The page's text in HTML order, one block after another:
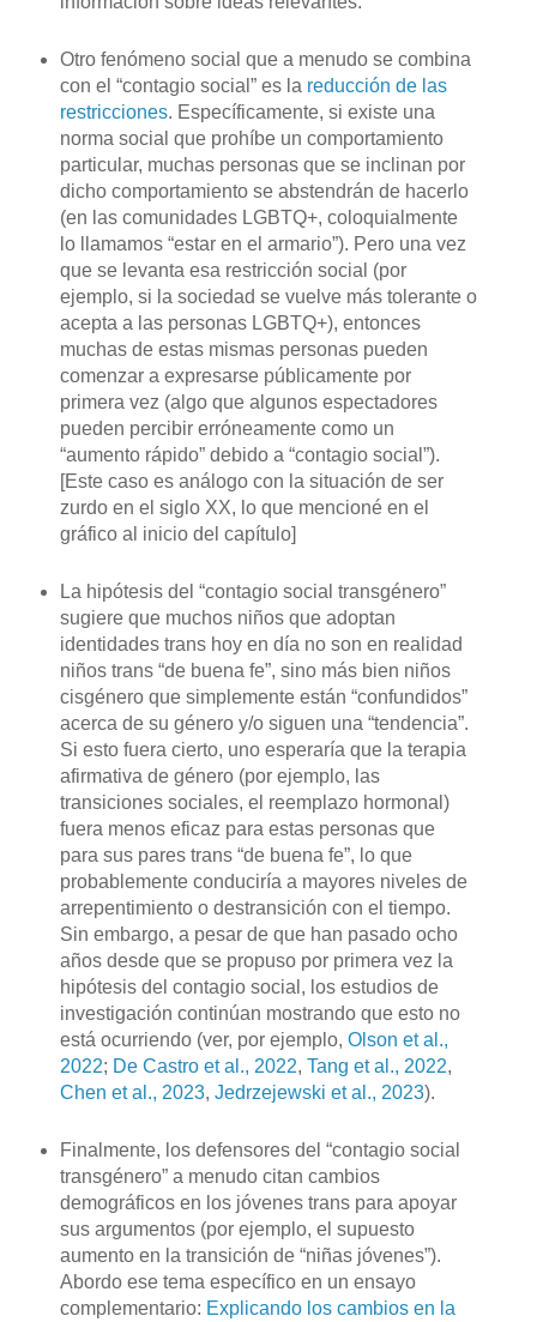
Otro fenómeno social que a menudo se combina
con el “contagio social” es la reducción de las
restricciones. Específicamente, si existe una
norma social que prohíbe un comportamiento
particular, muchas personas que se inclinan por
dicho comportamiento se abstendrán de hacerlo
(en las comunidades LGBTQ+, coloquialmente
lo llamamos “estar en el armario”). Pero una vez
que se levanta esa restricción social (por
ejemplo, si la sociedad se vuelve más tolerante o
acepta a las personas LGBTQ+), entonces
muchas de estas mismas personas pueden
comenzar a expresarse públicamente por
primera vez (algo que algunos espectadores
pueden percibir erróneamente como un
“aumento rápido” debido a “contagio social”).
[Este caso es análogo con la situación de ser
zurdo en el siglo XX, lo que mencioné en el
gráfico al inicio del capítulo]
La hipótesis del “contagio social transgénero”
sugiere que muchos niños que adoptan
identidades trans hoy en día no son en realidad
niños trans “de buena fe”, sino más bien niños
cisgénero que simplemente están “confundidos”
acerca de su género y/o siguen una “tendencia”.
Si esto fuera cierto, uno esperaría que la terapia
afirmativa de género (por ejemplo, las
transiciones sociales, el reemplazo hormonal)
fuera menos eficaz para estas personas que
para sus pares trans “de buena fe”, lo que
probablemente conduciría a mayores niveles de
arrepentimiento o destransición con el tiempo.
Sin embargo, a pesar de que han pasado ocho
años desde que se propuso por primera vez la
hipótesis del contagio social, los estudios de
investigación continúan mostrando que esto no
está ocurriendo (ver, por ejemplo, Olson et al.,
2022; De Castro et al., 2022, Tang et al., 2022,
Chen et al., 2023, Jedrzejewski et al., 2023).
Finalmente, los defensores del “contagio social
transgénero” a menudo citan cambios
demográficos en los jóvenes trans para apoyar
sus argumentos (por ejemplo, el supuesto
aumento en la transición de “niñas jóvenes”).
Abordo ese tema específico en un ensayo
complementario: Explicando los cambios en la